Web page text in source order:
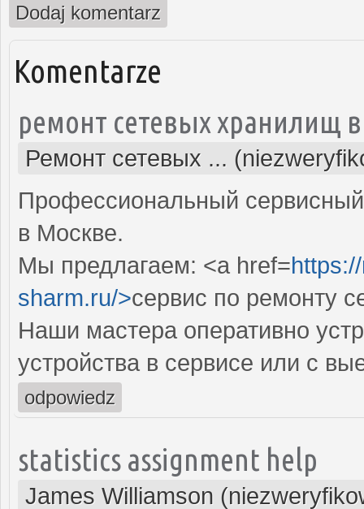
Dodaj komentarz
Komentarze
ремонт сетевых хранилищ
Ремонт сетевых ...
Профессиональный
в Москве.
Мы предлагаем: <a href=
sharm.ru/>сервис по ремонту
Наши мастера оперативно
устройства в сервисе или с
odpowiedz
statistics assignment help
James Williamson